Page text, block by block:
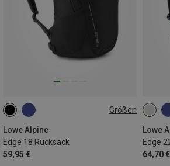
Größen
Lowe Alpine
Edge 18 Rucksack
59,95 €
18L
Lowe
Edge
64,70 €
22L